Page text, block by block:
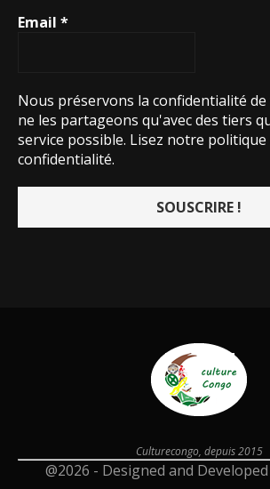
Email *
Nous préservons la confidentialité
ne les partageons qu'avec des tiers
service possible. Lisez notre politique
confidentialité.
Culturecongo, depuis 2015
@2026 - Designed and